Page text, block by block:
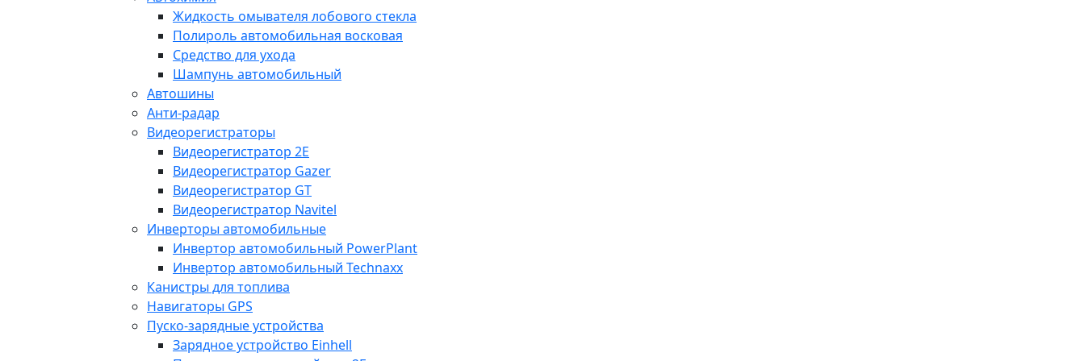
Жидкость омывателя лобового стекла
Полироль автомобильная восковая
Средство для ухода
Шампунь автомобильный
Автошины
Анти-радар
Видеорегистраторы
Видеорегистратор 2E
Видеорегистратор Gazer
Видеорегистратор GT
Видеорегистратор Navitel
Инверторы автомобильные
Инвертор автомобильный PowerPlant
Инвертор автомобильный Technaxx
Канистры для топлива
Навигаторы GPS
Пуско-зарядные устройства
Зарядное устройство Einhell